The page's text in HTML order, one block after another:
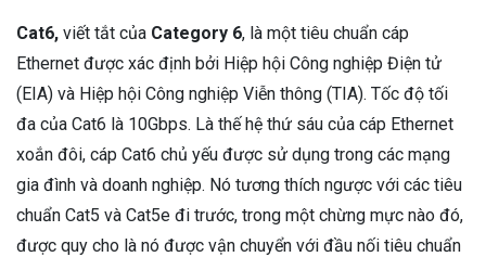
Cat6, viết tắt của Category 6, là một tiêu chuẩn cáp
Ethernet được xác định bởi Hiệp hội Công nghiệp Điện tử
(EIA) và Hiệp hội Công nghiệp Viễn thông (TIA). Tốc độ tối
đa của Cat6 là 10Gbps. Là thế hệ thứ sáu của cáp Ethernet
xoắn đôi, cáp Cat6 chủ yếu được sử dụng trong các mạng
gia đình và doanh nghiệp. Nó tương thích ngược với các tiêu
chuẩn Cat5 và Cat5e đi trước, trong một chừng mực nào đó,
được quy cho là nó được vận chuyển với đầu nối tiêu chuẩn